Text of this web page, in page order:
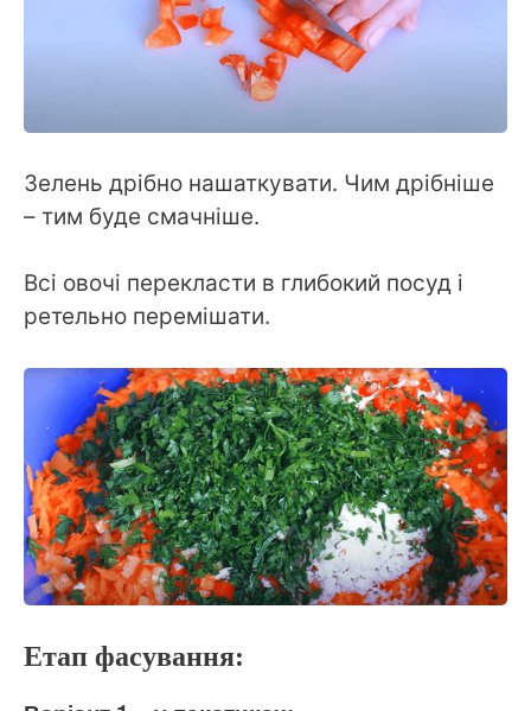
Зелень дрібно нашаткувати. Чим дрібніше
– тим буде смачніше.
Всі овочі перекласти в глибокий посуд і
ретельно перемішати.
Етап фасування: